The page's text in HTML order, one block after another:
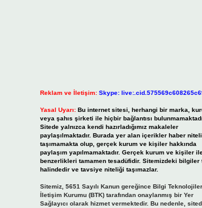
Reklam ve İletişim: Skype:
Yasal Uyarı: Bu internet sitesi, herhangi bir marka,
veya şahıs şirketi ile hiçbir bağlantısı
Sitede yalnızca kendi hazırladığımız makaleler
paylaşılmaktadır. Burada yer alan içerikler haber
taşımamakta olup, gerçek kurum ve kişiler hakkında
paylaşım yapılmamaktadır. Gerçek kurum ve kişiler
benzerlikleri tamamen tesadüfidir. Sitemizdeki bilgiler
halindedir ve tavsiye niteliği taşımazlar.
Sitemiz, 5651 Sayılı Kanun gereğince Bilgi
İletişim Kurumu (BTK) tarafından onaylanmış bir Yer
Sağlayıcı olarak hizmet vermektedir. Bu nedenle,